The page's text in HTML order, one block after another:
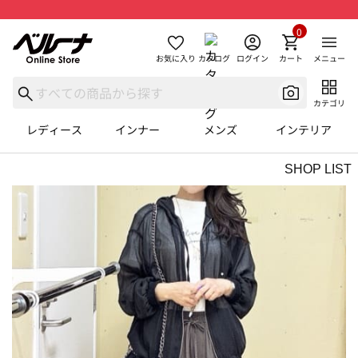
お気に入り カタログ ログイン カート
0
メニュー
カテゴリ
レディース インナー メンズ インテリア
SHOP LIST